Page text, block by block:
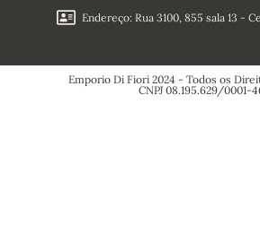
Política de
Reembolso
Endereço: Rua 3100, 855 sala 13 -
Emporio Di Fiori 2024 - Todos os
CNPJ 08.195.629/0001-